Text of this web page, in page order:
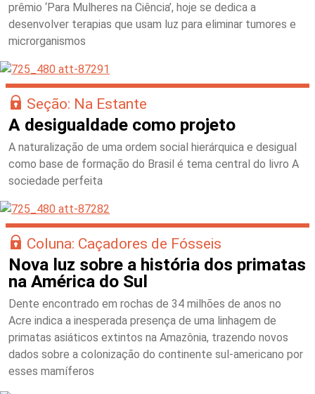
prêmio ‘Para Mulheres na Ciência’, hoje se dedica a
desenvolver terapias que usam luz para eliminar tumores e
microrganismos
Seção: Na Estante
A desigualdade como projeto
A naturalização de uma ordem social hierárquica e desigual
como base de formação do Brasil é tema central do livro A
sociedade perfeita
Coluna: Caçadores de Fósseis
Nova luz sobre a história dos primatas
na América do Sul
Dente encontrado em rochas de 34 milhões de anos no
Acre indica a inesperada presença de uma linhagem de
primatas asiáticos extintos na Amazônia, trazendo novos
dados sobre a colonização do continente sul-americano por
esses mamíferos